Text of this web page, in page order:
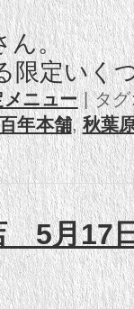
ん。
限定いく
メニュー |タ
百年本舗,秋葉
5月17